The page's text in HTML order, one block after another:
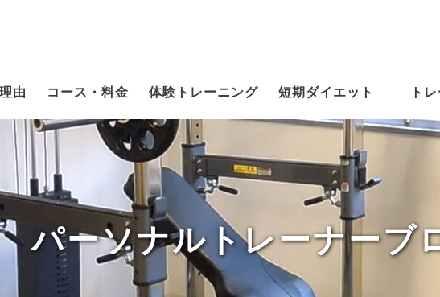
由 コース・料金 体験トレーニング 短期ダイエット ト
パーソナルトレーナーブ